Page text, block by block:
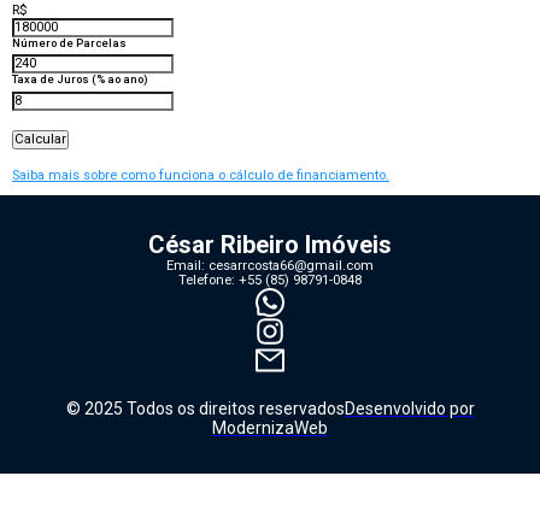
R$
Número de Parcelas
Taxa de Juros (% ao ano)
Calcular
Saiba mais sobre como funciona o cálculo de financiamento.
César Ribeiro Imóveis
Email: cesarrcosta66@gmail.com
Telefone: +55 (85) 98791-0848
© 2025 Todos os direitos reservadosDesenvolvido por
ModernizaWeb